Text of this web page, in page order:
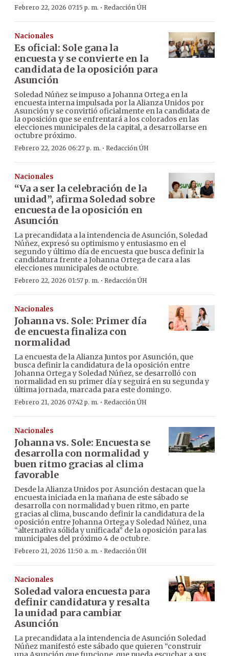
Febrero 22, 2026 07:15 p. m. · Redacción ÚH
Nacionales
Es oficial: Sole gana la
encuesta y se convierte en la
candidata de la oposición para
Asunción
Soledad Núñez se impuso a Johanna Ortega en la
encuesta interna impulsada por la Alianza Unidos por
Asunción y se convirtió oficialmente en la candidata de
la oposición que se enfrentará a los colorados en las
elecciones municipales de la capital, a desarrollarse en
octubre próximo.
Febrero 22, 2026 06:27 p. m. · Redacción ÚH
Nacionales
“Va a ser la celebración de la
unidad”, afirma Soledad sobre
encuesta de la oposición en
Asunción
La precandidata a la intendencia de Asunción, Soledad
Núñez, expresó su optimismo y entusiasmo en el
segundo y último día de encuesta que busca definir la
candidatura frente a Johanna Ortega de cara a las
elecciones municipales de octubre.
Febrero 22, 2026 01:57 p. m. · Redacción ÚH
Nacionales
Johanna vs. Sole: Primer día
de encuesta finaliza con
normalidad
La encuesta de la Alianza Juntos por Asunción, que
busca definir la candidatura de la oposición entre
Johanna Ortega y Soledad Núñez, se desarrolló con
normalidad en su primer día y seguirá en su segunda y
última jornada, marcada para este domingo.
Febrero 21, 2026 07:42 p. m. · Redacción ÚH
Nacionales
Johanna vs. Sole: Encuesta se
desarrolla con normalidad y
buen ritmo gracias al clima
favorable
Desde la Alianza Unidos por Asunción destacan que la
encuesta iniciada en la mañana de este sábado se
desarrolla con normalidad y buen ritmo, en parte
gracias al clima, buscando definir la candidatura de la
oposición entre Johanna Ortega y Soledad Núñez, una
“alternativa sólida y unificada” de la oposición para las
municipales del próximo 4 de octubre.
Febrero 21, 2026 11:50 a. m. · Redacción ÚH
Nacionales
Soledad valora encuesta para
definir candidatura y resalta
la unidad para cambiar
Asunción
La precandidata a la intendencia de Asunción Soledad
Núñez manifestó este sábado que quieren “construir